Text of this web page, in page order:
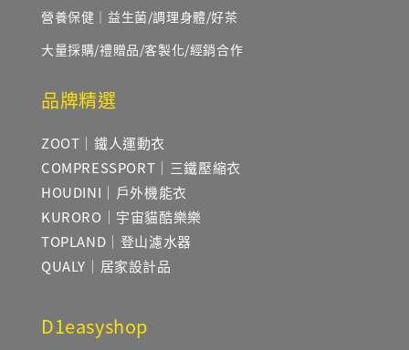
營養保健｜益生菌/調理身體/好茶
大量採購/禮贈品/客製化/經銷合作
品牌精選
ZOOT｜鐵人運動衣
COMPRESSPORT｜三鐵壓縮衣
HOUDINI｜戶外機能衣
KURORO｜宇宙貓酷樂樂
TOPLAND｜登山濾水器
QUALY｜居家設計品
D1easyshop